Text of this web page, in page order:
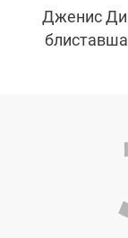
Дженис
добилась
Дженис